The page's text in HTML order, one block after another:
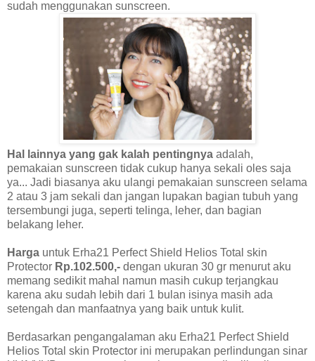
sudah menggunakan sunscreen.
Hal lainnya yang gak kalah pentingnya adalah,
pemakaian sunscreen tidak cukup hanya sekali oles saja
ya... Jadi biasanya aku ulangi pemakaian sunscreen selama
2 atau 3 jam sekali dan jangan lupakan bagian tubuh yang
tersembungi juga, seperti telinga, leher, dan bagian
belakang leher.
Harga untuk Erha21 Perfect Shield Helios Total skin
Protector Rp.102.500,- dengan ukuran 30 gr menurut aku
memang sedikit mahal namun masih cukup terjangkau
karena aku sudah lebih dari 1 bulan isinya masih ada
setengah dan manfaatnya yang baik untuk kulit.
Berdasarkan pengangalaman aku Erha21 Perfect Shield
Helios Total skin Protector ini merupakan perlindungan sinar